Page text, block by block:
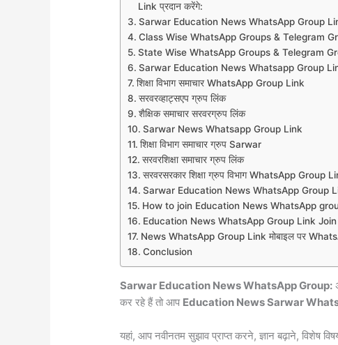
Link प्रदान करेंगे:
Sarwar Education News WhatsApp Group
Class Wise WhatsApp Groups & Telegram
State Wise WhatsApp Groups & Telegram
Sarwar Education News Whatsapp Group
शिक्षा विभाग समाचार WhatsApp Group Link
सरवरव्हाट्सएप ग्रुप लिंक
शैक्षिक समाचार सरवरग्रुप लिंक
Sarwar News Whatsapp Group Link
शिक्षा विभाग समाचार ग्रुप Sarwar
सरवरशिक्षा समाचार ग्रुप लिंक
सरवरसरकार शिक्षा ग्रुप विभाग WhatsApp Group
Sarwar Education News WhatsApp Group
How to join Education News WhatsApp
Education News WhatsApp Group Link
News WhatsApp Group Link मोबाइल पर
Conclusion
Sarwar Education News WhatsApp Group:
कर रहे हैं तो आप Education News Sarwar
यहां, आप नवीनतम सुझाव प्राप्त करने, ज्ञान बढ़ाने, विशेष